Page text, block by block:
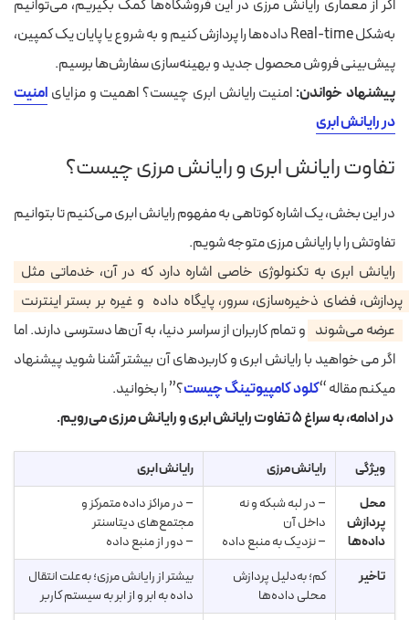
اگر از معماری رایانش مرزی در این فروشگاه‌ها کمک بگیریم، می‌توانیم
به‌شکل Real-time داده‌ها را پردازش کنیم و به شروع یا پایان یک کمپین،
پیش‌بینی فروش محصول جدید و بهینه‌سازی سفارش‌ها برسیم.
پیشنهاد خواندن: امنیت رایانش ابری چیست؟ اهمیت و مزایای امنیت
در رایانش ابری
تفاوت رایانش ابری و رایانش مرزی چیست؟
در این بخش، یک اشاره کوتاهی به مفهوم رایانش ابری می‌کنیم تا بتوانیم
تفاوتش را با رایانش مرزی متوجه شویم.
رایانش ابری به تکنولوژی خاصی اشاره دارد که در آن، خدماتی مثل
پردازش، فضای ذخیره‌سازی، سرور، پایگاه داده و غیره بر بستر اینترنت
عرضه می‌شوند و تمام کاربران از سراسر دنیا، به آن‌ها دسترسی دارند. اما
اگر می خواهید با رایانش ابری و کاربردهای آن بیشتر آشنا شوید پیشنهاد
میکنم مقاله “کلود کامپیوتینگ چیست؟” را بخوانید.
در ادامه، به سراغ ۵ تفاوت رایانش ابری و رایانش مرزی می‌رویم.
ویژگی رایانش مرزی
رایانش ابری
محل
پردازش
داده‌ها
– در لبه شبکه و نه
داخل آن
– نزدیک به منبع داده
– در مراکز داده متمرکز و
مجتمع‌های دیتاسنتر
– دور از منبع داده
تاخیر
کم؛ به‌دلیل پردازش
محلی داده‌ها
بیشتر از رایانش مرزی؛ به‌علت انتقال
داده به ابر و از ابر به سیستم کاربر